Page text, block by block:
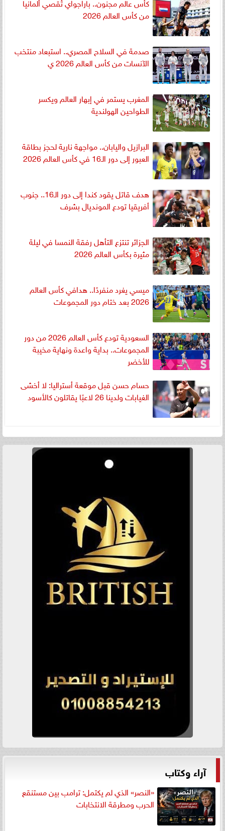
من كأس العالم 2026
صدمة في السلاح المصري.. استبعاد منتخب
الآنسات من كأس العالم 2026 ي
المغرب يستمر في إبهار العالم ويكسر
الطواحين الهولندية
البرازيل واليابان.. مواجهة نارية لحجز بطاقة
العبور إلى دور الـ16 في كأس العالم 2026
هدف قاتل يقود كندا إلى دور الـ16.. جنوب
أفريقيا تودع المونديال بشرف
الجزائر تنتزع التأهل رفقة النمسا في ليلة
مثيرة بكأس العالم 2026
ميسي يغرد منفردًا.. هدافي كأس العالم
2026 بعد ختام دور المجموعات
السعودية تودع كأس العالم 2026 من دور
المجموعات.. بداية واعدة ونهاية مخيبة
للأخضر
حسام حسن قبل موقعة أستراليا: لا أخشى
الغيابات ولدينا 26 لاعبًا يقاتلون كالأسود
آراء وكتاب
«النصر» الذي لم يكتمل: ترامب بين مستنقع
الحرب ومطرقة الانتخابات